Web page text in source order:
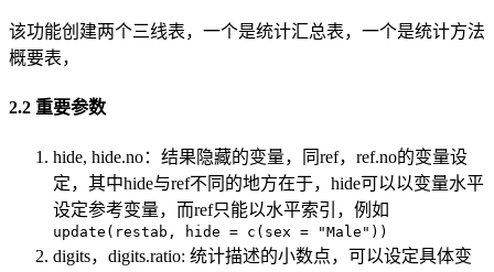
该功能创建两个三线表，一个是统计汇总表，一个是统计方法
概要表，
2.2 重要参数
hide, hide.no：结果隐藏的变量，同ref，ref.no的变量设
定，其中hide与ref不同的地方在于，hide可以以变量水平
设定参考变量，而ref只能以水平索引，例如
update(restab, hide = c(sex = "Male"))
digits，digits.ratio: 统计描述的小数点，可以设定具体变